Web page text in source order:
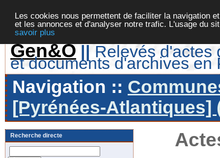
Les cookies nous permettent de faciliter la navigation
et les annonces et d'analyser notre trafic. L'usage du
savoir plus
Gen&O || Relevés d'actes
et documents d'archives en
Navigation ::
[Pyrénées-Atlantiques]
Recherche directe